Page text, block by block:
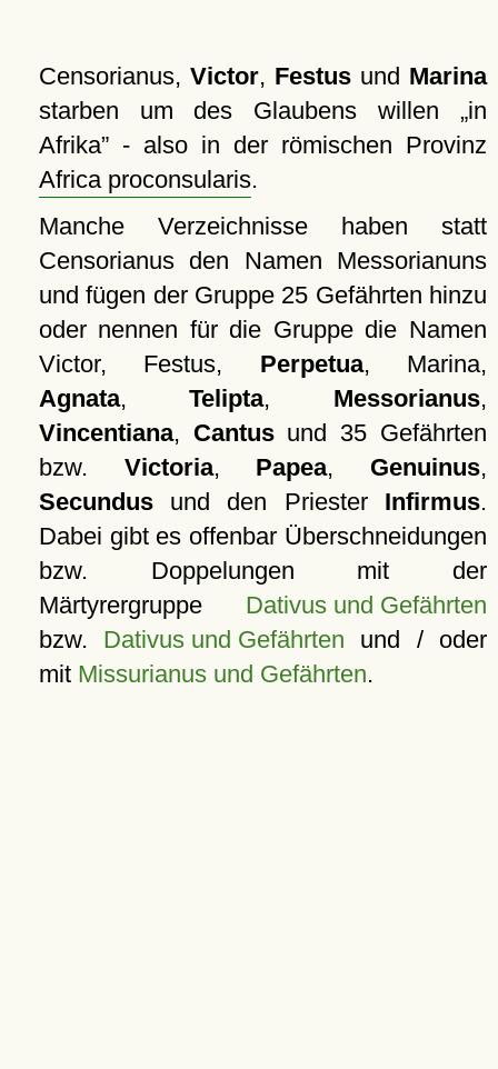
Censorianus, Victor, Festusund Marina
starben um des Glaubens willen
in
Afrika - also in der römischen Provinz
Africa proconsularis.
Manche Verzeichnisse haben statt
Censorianus den Namen Messorianuns
und fügen der Gruppe 25 Gefährten hinzu
oder nennen für die Gruppe die Namen
Victor, Festus, Perpetua, Marina,
Agnata,Telipta, Messorianus,
Vincentiana, Cantusund 35 Gefährten
bzw. Victoria, Papea, Genuinus,
Secundusund den Priester Infirmus.
Dabei gibt es offenbar Überschneidungen
bzw. Doppelungen mit der
Märtyrergruppe Dativus und Gefährten
bzw. Dativus und Gefährten und / oder
mit Missurianus und Gefährten.